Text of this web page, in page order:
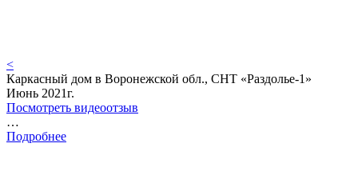
<
Каркасный дом в Воронежской обл., СНТ «Раздолье-1»
Июнь 2021г.
Посмотреть видеоотзыв
…
Подробнее